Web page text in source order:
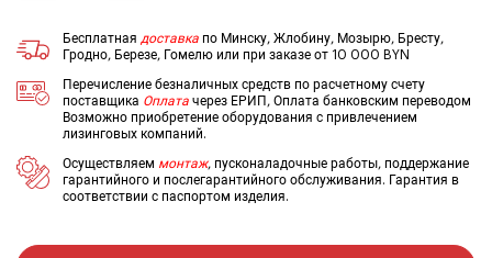
еденицуеденицу
Бесплатная доставка по Минску, Жлобину, Мозырю, Бресту,
Гродно, Березе, Гомелю или при заказе от 10 000 BYN
Перечисление безналичных средств по расчетному счету
поставщика Оплата через ЕРИП, Оплата банковским переводом
Возможно приобретение оборудования с привлечением
лизинговых компаний.
Осуществляем монтаж, пусконаладочные работы, поддержание
гарантийного и послегарантийного обслуживания. Гарантия в
соответствии с паспортом изделия.